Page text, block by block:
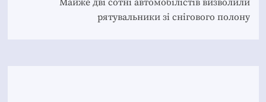
Майже дві сотні автомобілістів визволили
рятувальники зі снігового полону